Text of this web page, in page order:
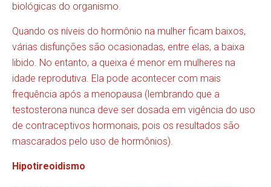
biológicas do organismo.
Quando os níveis do hormônio na mulher ficam baixos,
várias disfunções são ocasionadas, entre elas, a baixa
libido. No entanto, a queixa é menor em mulheres na
idade reprodutiva. Ela pode acontecer com mais
frequência após a menopausa (lembrando que a
testosterona nunca deve ser dosada em vigência do uso
de contraceptivos hormonais, pois os resultados são
mascarados pelo uso de hormônios).
Hipotireoidismo